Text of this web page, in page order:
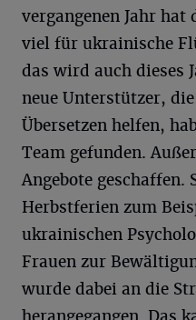
vergangenen Jahr hat
viel für ukrainische
das wird auch dieses
neue Unterstützer,
Übersetzen helfen,
Team gefunden.
Angebote geschaffen.
Herbstferien zum
ukrainischen
Frauen zur
wurde dabei an die